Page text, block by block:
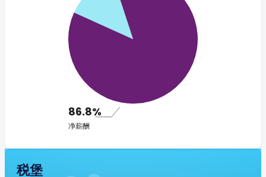
86.8%
净薪酬
税堡